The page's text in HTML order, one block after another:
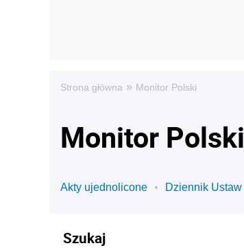
Strona główna » Monitor Polski
Monitor Polski
Akty ujednolicone Dziennik Ustaw
Szukaj